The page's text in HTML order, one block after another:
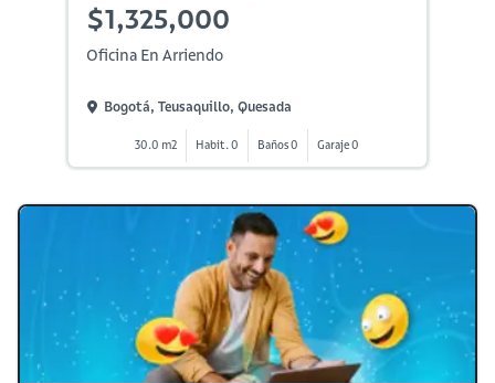
$1,325,000
Oficina En Arriendo
Bogotá, Teusaquillo, Quesada
30.0 m2 Habit. 0 Baños 0 Garaje 0